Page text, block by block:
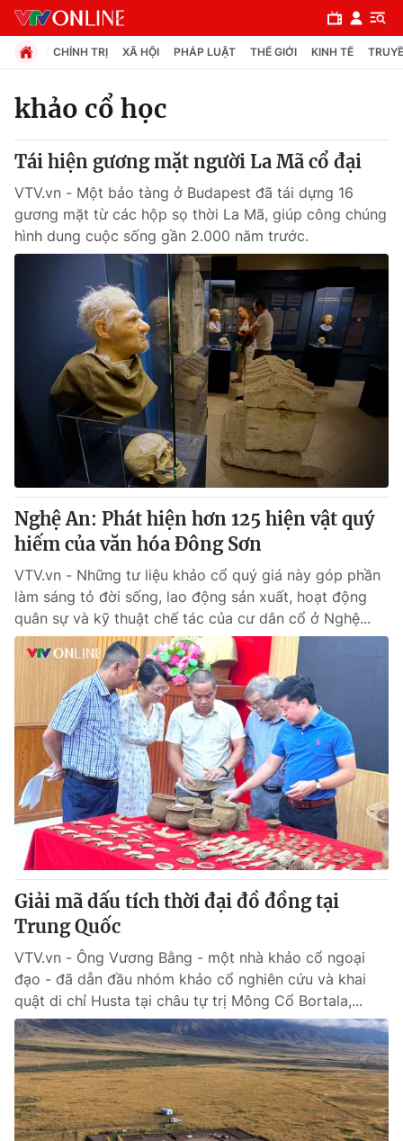
Chuyên mục
Xã hội
Pháp luật
Thế giới
Tin tức
Thế giới đó đây
Câu chuyện quốc tế
Kinh tế
Tài chính
Thị trường
Góc doanh nghiệp
Dữ liệu và đời sống
Truyền hình
Phim VTV
Hậu trường
Nhân vật
Khán giả
Giải sao mai
Giải trí
Điện ảnh
Đời sống
Du lịch
Làm đẹp
Chất lượng cuộc sống
Giáo dục
Tuyển sinh
Học trực tuyến
Công nghệ
Hitech Công nghệ tương lai
Sản phẩm
Thị trường
Tư vấn
Giao lưu trực tuyến
Lịch phát sóng
Chuyên mục khác
Emagazine Podcast
Photo Infographic
Video Shorts video
VTV Money VTV Thể thao
CHÍNH TRỊ XÃ HỘI PHÁP LUẬT THẾ GIỚI KINH TẾ
khảo cổ học
Tái hiện gương mặt người La Mã cổ đại
VTV.vn - Một bảo tàng ở Budapest đã tái dựng 16
gương mặt từ các hộp sọ thời La Mã, giúp công chúng
hình dung cuộc sống gần 2.000 năm trước.
Nghệ An: Phát hiện hơn 125 hiện vật quý
hiếm của văn hóa Đông Sơn
VTV.vn - Những tư liệu khảo cổ quý giá này góp phần
làm sáng tỏ đời sống, lao động sản xuất, hoạt động
quân sự và kỹ thuật chế tác của cư dân cổ ở Nghệ...
Giải mã dấu tích thời đại đồ đồng tại
Trung Quốc
VTV.vn - Ông Vương Bằng - một nhà khảo cổ ngoại
đạo - đã dẫn đầu nhóm khảo cổ nghiên cứu và khai
quật di chỉ Husta tại châu tự trị Mông Cổ Bortala,...